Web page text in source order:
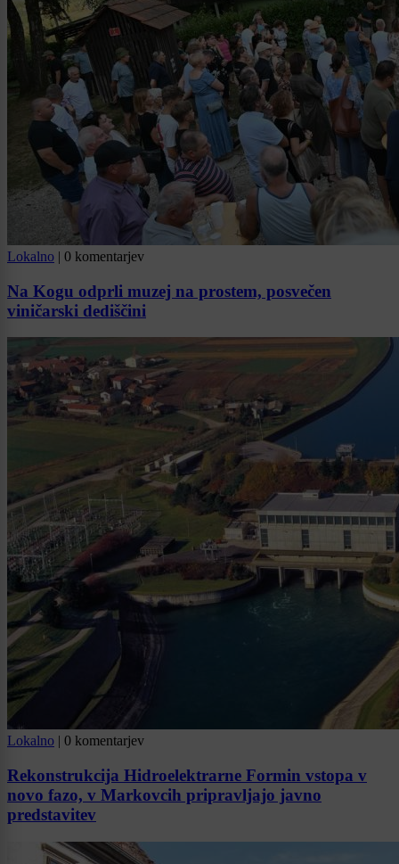
Lokalno | 0 komentarjev
Na Kogu odprli muzej na prostem, posvečen
viničarski dediščini
Lokalno | 0 komentarjev
Rekonstrukcija Hidroelektrarne Formin vstopa v
novo fazo, v Markovcih pripravljajo javno
predstavitev